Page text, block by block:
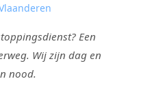
Een
Wij zijn dag en
nood.